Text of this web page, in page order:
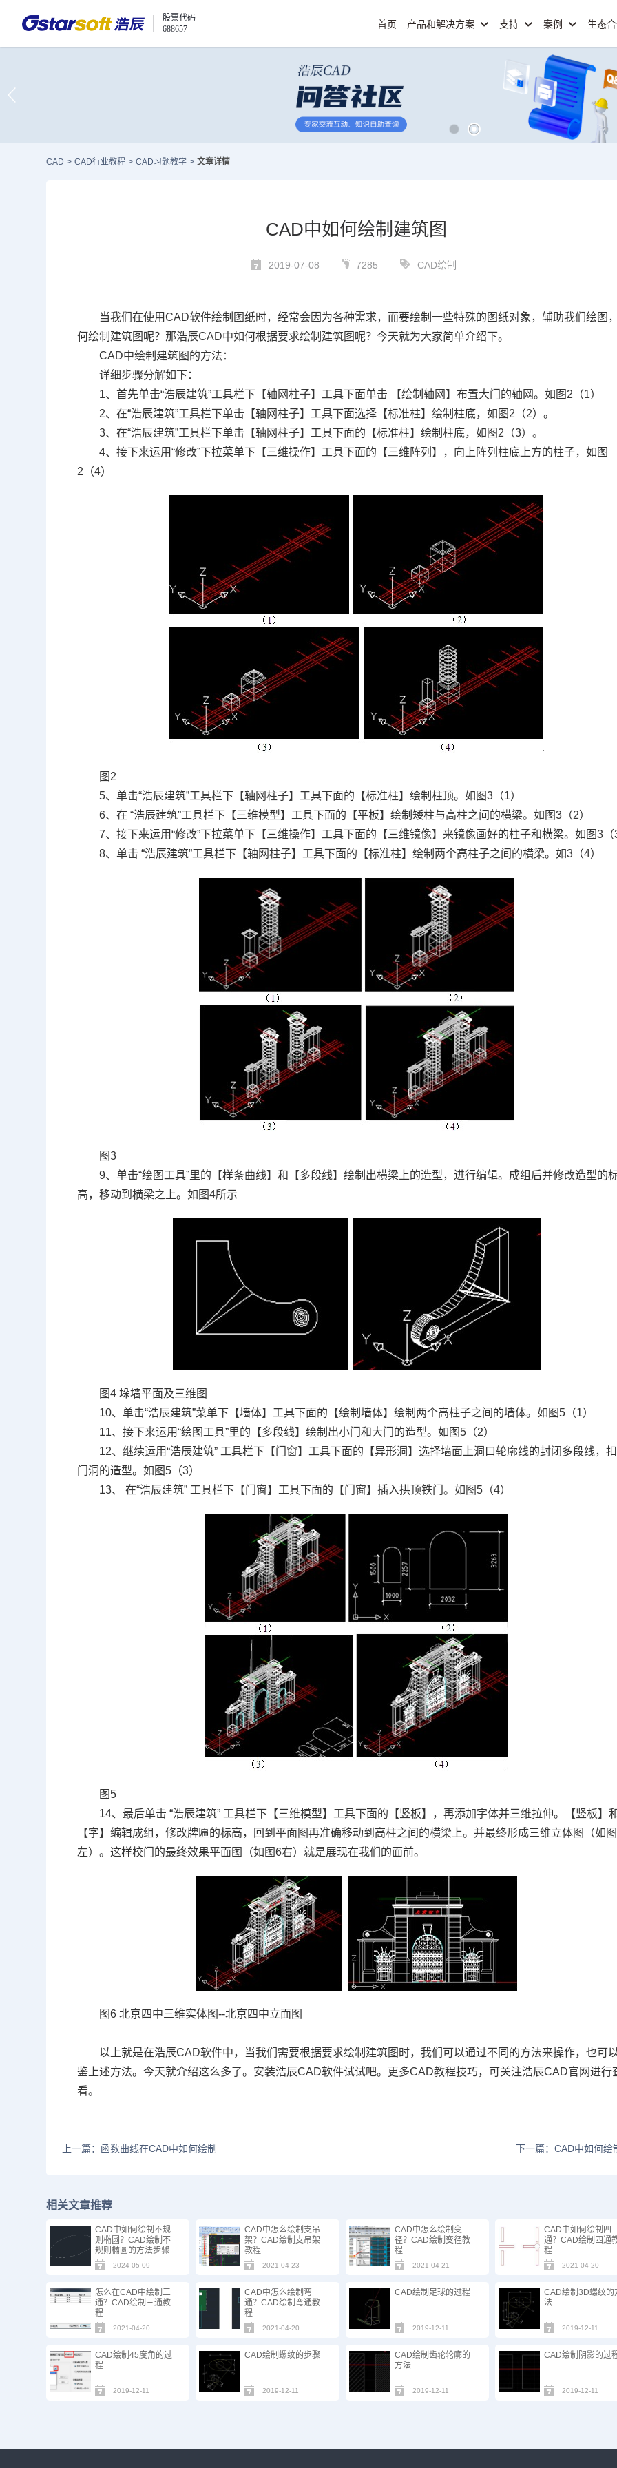
股票代码
688657
首页 产品和解决方案 支持 案例 生态
CAD > CAD行业教程 > CAD习题教学 > 文章详情
CAD中如何绘制建筑图
2019-07-08 7285 CAD绘制
当我们在使用CAD软件绘制图纸时，经常会因为各种需求，而要绘制一些特殊的图纸对象，辅助我们绘图
何绘制建筑图呢？那浩辰CAD中如何根据要求绘制建筑图呢？今天就为大家简单介绍下。
CAD中绘制建筑图的方法：
详细步骤分解如下：
1、首先单击“浩辰建筑”工具栏下【轴网柱子】工具下面单击 【绘制轴网】布置大门的轴网。如图2（1）
2、在“浩辰建筑”工具栏下单击【轴网柱子】工具下面选择【标准柱】绘制柱底，如图2（2）。
3、在“浩辰建筑”工具栏下单击【轴网柱子】工具下面的【标准柱】绘制柱底，如图2（3）。
4、接下来运用“修改”下拉菜单下【三维操作】工具下面的【三维阵列】，向上阵列柱底上方的柱子，如图
2（4）
图2
5、单击“浩辰建筑”工具栏下【轴网柱子】工具下面的【标准柱】绘制柱顶。如图3（1）
6、在 “浩辰建筑”工具栏下【三维模型】工具下面的【平板】绘制矮柱与高柱之间的横梁。如图3（2）
7、接下来运用“修改”下拉菜单下【三维操作】工具下面的【三维镜像】来镜像画好的柱子和横梁。如图3（
8、单击 “浩辰建筑”工具栏下【轴网柱子】工具下面的【标准柱】绘制两个高柱子之间的横梁。如3（4）
图3
9、单击“绘图工具”里的【样条曲线】和【多段线】绘制出横梁上的造型，进行编辑。成组后并修改造型的
高，移动到横梁之上。如图4所示
图4 垛墙平面及三维图
10、单击“浩辰建筑”菜单下【墙体】工具下面的【绘制墙体】绘制两个高柱子之间的墙体。如图5（1）
11、接下来运用“绘图工具”里的【多段线】绘制出小门和大门的造型。如图5（2）
12、继续运用“浩辰建筑” 工具栏下【门窗】工具下面的【异形洞】选择墙面上洞口轮廓线的封闭多段线，
门洞的造型。如图5（3）
13、 在“浩辰建筑” 工具栏下【门窗】工具下面的【门窗】插入拱顶铁门。如图5（4）
图5
14、最后单击 “浩辰建筑” 工具栏下【三维模型】工具下面的【竖板】，再添加字体并三维拉伸。【竖板】
【字】编辑成组，修改牌匾的标高，回到平面图再准确移动到高柱之间的横梁上。并最终形成三维立体图（如
左）。这样校门的最终效果平面图（如图6右）就是展现在我们的面前。
图6 北京四中三维实体图--北京四中立面图
以上就是在浩辰CAD软件中，当我们需要根据要求绘制建筑图时，我们可以通过不同的方法来操作，也可
鉴上述方法。今天就介绍这么多了。安装浩辰CAD软件试试吧。更多CAD教程技巧，可关注浩辰CAD官网进行
看。
上一篇：函数曲线在CAD中如何绘制 下一篇：CAD中如何绘
相关文章推荐
CAD中如何绘制不规
则椭圆？CAD绘制不
规则椭圆的方法步骤
2024-05-09
CAD中怎么绘制支吊
架？CAD绘制支吊架
教程
2021-04-23
CAD中怎么绘制变
径？CAD绘制变径教
程
2021-04-21
CAD中如何绘制四
通？CAD绘制四通
程
2021-04-20
怎么在CAD中绘制三
通？CAD绘制三通教
程
2021-04-20
CAD中怎么绘制弯
通？CAD绘制弯通教
程
2021-04-20
CAD绘制足球的过程
2019-12-11
CAD绘制3D螺纹的
法
2019-12-11
CAD绘制45度角的过
程
2019-12-11
CAD绘制螺纹的步骤
2019-12-11
CAD绘制齿轮轮廓的
方法
2019-12-11
CAD绘制阴影的过
2019-12-11